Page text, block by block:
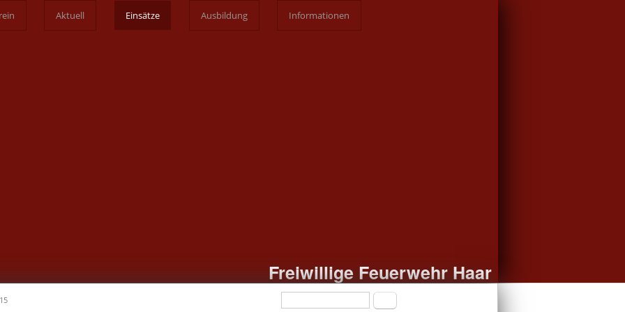
Aktuell Einsätze Ausbildung Informationen
Freiwillige Feuerwehr Haar
Suchformular Suche